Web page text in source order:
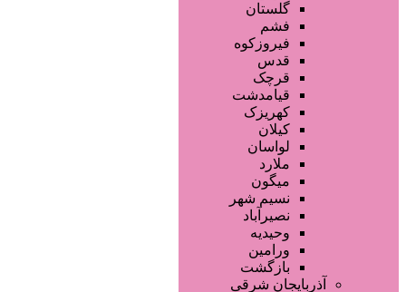
گلستان
فشم
فیروزکوه
قدس
قرچک
قیامدشت
کهریزک
کیلان
لواسان
ملارد
میگون
نسیم شهر
نصیرآباد
وحیدیه
ورامین
بازگشت
آذربایجان شرقی
صفحه اصلی
آگهی انبوه
طراحی سایت
صفحه اختصاصی
لیست سایتهای تبلیغاتی